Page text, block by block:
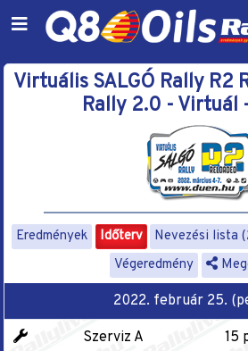
Virtuális SALGÓ Rally R2
Rally 2.0 - Virtuál
Eredmények Időterv Nevezési lista
Végeredmény
2022. február 25.
Szerviz A 15